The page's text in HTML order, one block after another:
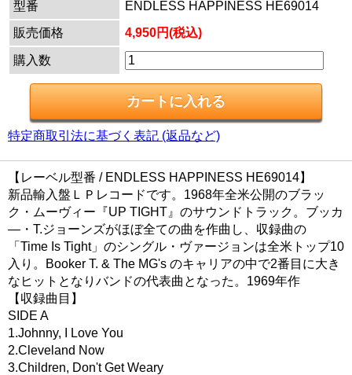
型番
ENDLESS HAPPINESS HE69014
販売価格
4,950円(税込)
購入数
特定商取引法に基づく表記 (返品など)
【レーベル型番 / ENDLESS HAPPINESS HE69014】
新品輸入盤ＬＰレコードです。1968年全米公開のブラッ
ク・ムーヴィー『UP TIGHT』のサウンドトラック。ブッカ
―・T.ジョーンズがほぼ全ての曲を作曲し、収録曲の
「Time Is Tight」のシングル・ヴァージョンは全米トップ10
入り。Booker T. & The MG's のキャリアの中で2番目に大き
なヒットとなりバンドの代表曲となった。1969年作
【収録曲目】
SIDE A
1.Johnny, I Love You
2.Cleveland Now
3.Children, Don't Get Weary